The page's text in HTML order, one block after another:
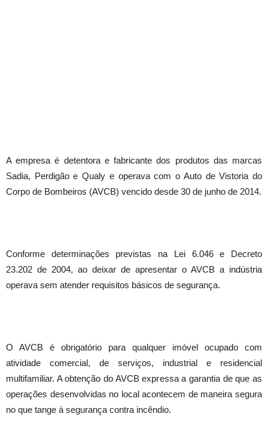
A empresa é detentora e fabricante dos produtos das marcas
Sadia, Perdigão e Qualy e operava com o Auto de Vistoria do
Corpo de Bombeiros (AVCB) vencido desde 30 de junho de 2014.
Conforme determinações previstas na Lei 6.046 e Decreto
23.202 de 2004, ao deixar de apresentar o AVCB a indústria
operava sem atender requisitos básicos de segurança.
O AVCB é obrigatório para qualquer imóvel ocupado com
atividade comercial, de serviços, industrial e residencial
multifamiliar. A obtenção do AVCB expressa a garantia de que as
operações desenvolvidas no local acontecem de maneira segura
no que tange à segurança contra incêndio.